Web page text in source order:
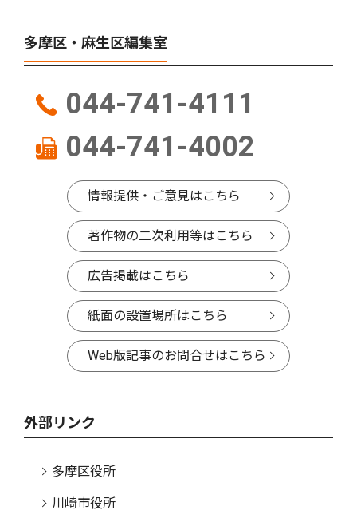
多摩区・麻生区編集室
044-741-4111
044-741-4002
情報提供・ご意見はこちら
著作物の二次利用等はこちら
広告掲載はこちら
紙面の設置場所はこちら
Web版記事のお問合せはこちら
外部リンク
多摩区役所
川崎市役所